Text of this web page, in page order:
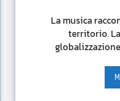
La musica
territorio.